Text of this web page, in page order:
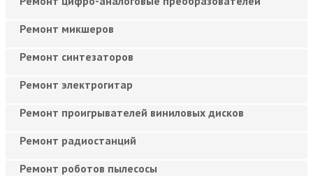
Ремонт микшеров
Ремонт синтезаторов
Ремонт электрогитар
Ремонт проигрывателей виниловых дисков
Ремонт радиостанций
Ремонт роботов пылесосы